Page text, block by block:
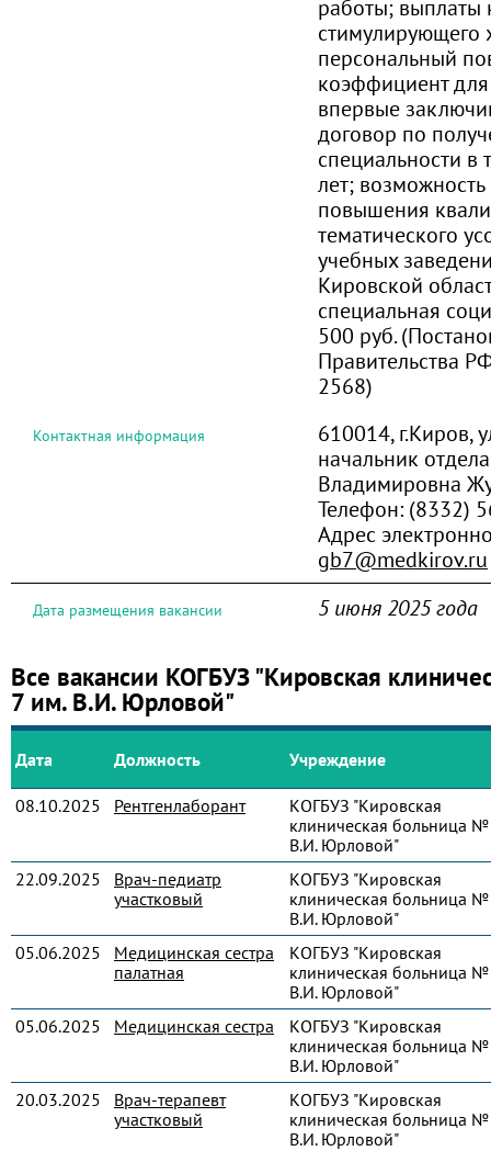
работы; выплаты
стимулирующего
персональный
коэффициент
впервые
договор по
специальности в
лет;
повышения
тематического
учебных
Кировской
специальная
500 руб.
Правительства
2568)
Контактная информация
610014, г.Киров,
начальник
Владимировна
Телефон: (8332)
Адрес
gb7@medkirov.ru
Дата размещения вакансии 5 июня 2025 года
Все вакансии КОГБУЗ "Кировская
7 им. В.И. Юрловой"
Дата Должность Учреждение
08.10.2025 Рентгенлаборант
КОГБУЗ "Кировская
клиническая больница
В.И. Юрловой"
22.09.2025
Врач-педиатр
участковый
КОГБУЗ "Кировская
клиническая больница
В.И. Юрловой"
05.06.2025
Медицинская сестра
палатная
КОГБУЗ "Кировская
клиническая больница
В.И. Юрловой"
05.06.2025
Медицинская сестра
КОГБУЗ "Кировская
клиническая больница
В.И. Юрловой"
20.03.2025
Врач-терапевт
участковый
КОГБУЗ "Кировская
клиническая больница
В.И. Юрловой"